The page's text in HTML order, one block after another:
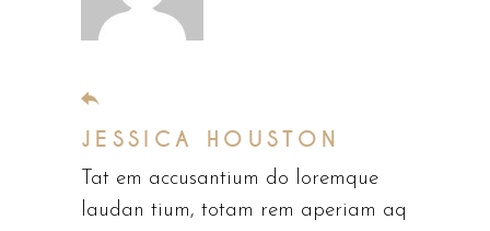
JESSICA HOUSTON
Tat em accusantium do loremque
laudan tium, totam rem aperiam aq